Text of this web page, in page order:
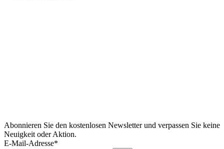
Abonnieren Sie den kostenlosen Newsletter und verpassen Sie keine
Neuigkeit oder Aktion.
E-Mail-Adresse*